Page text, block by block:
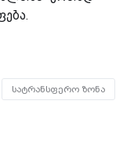
სატრანსფერო ზონა